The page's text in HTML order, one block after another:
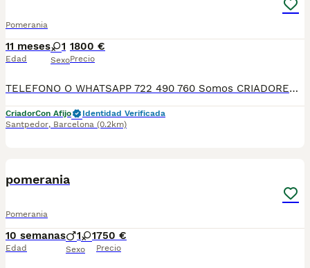
Pomerania
11 meses
Edad
1
Sexo
1800 €
Precio
TELEFONO O WHATSAPP 722 490 760 Somos CRIADORES PROFESIONALES, CON NÚCLEO ZOOLÓGICO PROPIO. Seleccionamos para tener los mejores ejemplares tanto a nivel morfología como a nivel de salud y comportamiento. Nuestros cachorros crecen en un ambiente familiar, con unas condiciones higiénico-sanitarias excepcionales y totalmente socializados, tanto con otros animales como con las personas, para garantizar su bienestar animal. No dudes en consultar sobre disponibilidad de entrega, reserva y sus características, Nuestros cachorros se entregan: DESPARASITADOS INTERNA Y EXTERNAMENTE CON SUS VACUNAS AL DÍA CORRESPONDIENTES POR EDAD CARTILLA DE VACUNACIÓN Y GARANTIA COMPLETA DE SALUD ( VÍRICAS, GENÉTICAS Y HEREDITARIASñ) POR ESCRITO! PARA MAS INFORMACIÓN, FOTOS/VIDEOS O CONSULTAS LLAMANOS O ESCRIBENOS POR WHATSAPP AL 722 490 760 POSIBILIDAD DE ENTREGA PERSONALIZADA A DOMICILIO EN TODO EL TERRITORIO NACIONAL. TELEFONO O WHATSAPP 722 490 760 SOMOS CRIADORES DIRECTOS SIN INTERMEDIARIOS! MAS DE 20 AÑOS EN EL SECTOR NOS AVALAN, VALORANDO NO SOLO LA CRIA RESPONSABLE SI NO TAMBIEN LA SELECCIÓN PARA MEJORAR LA RAZA DURANTE TODOS ESTOS AÑOS. NUESTROS CACHORROS SE ENTREGAN PREVIAMENTE REVISADOS POR UN VETERINARIO PROFESIONAL Y BAJO LOS MAS ESTRICTOS CONTROLES DE SALUD, HACEMOS HINCAPIÉ EN SU SOCIABILIZACIÓN PARA SU CORRECTO DESARROLLO NEUROLOGICO! Y OS ASESORAMOS ANTES DURANTE Y DESPUES DE LA ENTREGA PARA QUE TODO SEA LO MAS AFABLE Y FACIL POSIBLE DURANTE LA ADAPTACION! NUESTROS BEBE SE ENTREGAN A PARTIR DE LOS DOS MESES CON SUS VACUNAS AL DIA, DESPARASITADOS Y CON GARANTIAS DE SALUD, MICROCHIP Y CARTILLA DE VACUNACION! SI BUSCAS UN COMPAÑERO SANO Y EQUILIBRADO ESTE ES EL LUGAR, TE ASESORAREMOS DURANTE TODO EL PROCESO NO DUDES EN CONSULTAR POR NUESTROS PEQUES AL 722 490 760
CriadorCon Afijo
Identidad Verificada
Santpedor, Barcelona (0.2km)
pomerania
Pomerania
10 semanas
Edad
1 1
Sexo
750 €
Precio